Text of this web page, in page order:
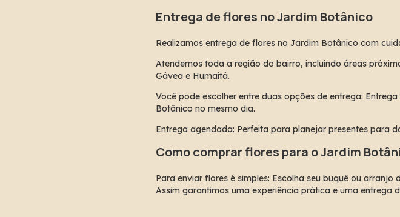
Entrega de flores no Jardim Botânico
Realizamos entrega de flores no Jardim Botânico com
Atendemos toda a região do bairro, incluindo áreas
Gávea e Humaitá.
Você pode escolher entre duas opções de entrega:
Botânico no mesmo dia.
Entrega agendada: Perfeita para planejar presentes para
Como comprar flores para o Jardim
Para enviar flores é simples: Escolha seu buquê ou
Assim garantimos uma experiência prática e uma